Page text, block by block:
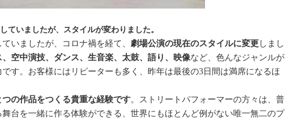
いましたが、スタイルが変わりました。
いましたが、コロナ禍を経て、 劇場公演の現在のスタイルに変更 しまし
空中演技、ダンス、生音楽、太鼓、語り、映像など、色んなジャンルが
す。お客様にはリピーターも多く、昨年は最後の3日間は満席になるほ
つの作品をつくる貴重な経験です。ストリートパフォーマーの方々は、普
台を一緒に作る体験ができる、世界にもほとんど例がない唯一無二のプ